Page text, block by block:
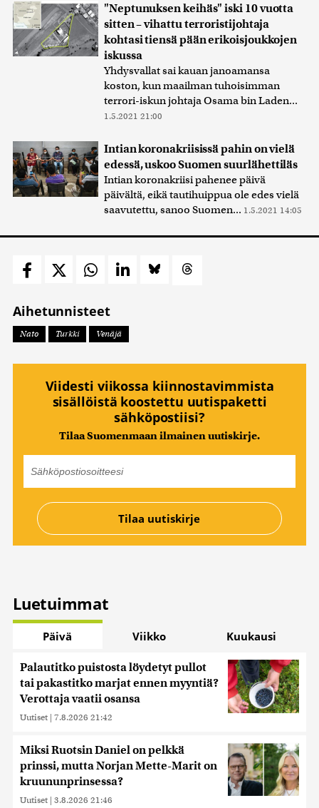
"Neptunuksen keihäs" iski 10 vuotta
sitten – vihattu terroristijohtaja
kohtasi tiensä pään erikoisjoukkojen
iskussa
Yhdysvallat sai kauan janoamansa
koston, kun maailman tuhoisimman
terrori-iskun johtaja Osama bin Laden...
1.5.2021 21:00
Intian koronakriisissä pahin on vielä
edessä, uskoo Suomen suurlähettiläs
Intian koronakriisi pahenee päivä
päivältä, eikä tautihuippua ole edes vielä
saavutettu, sanoo Suomen... 1.5.2021 14:05
Aihetunnisteet
Nato Turkki Venäjä
Viidesti viikossa kiinnostavimmista
sisällöistä koostettu uutispaketti
sähköpostiisi?
Tilaa Suomenmaan ilmainen uutiskirje.
Luetuimmat
Päivä Viikko Kuukausi
Palautitko puistosta löydetyt pullot
tai pakastitko marjat ennen myyntiä?
Verottaja vaatii osansa
Uutiset | 7.8.2026 21:42
Miksi Ruotsin Daniel on pelkkä
prinssi, mutta Norjan Mette-Marit on
kruununprinsessa?
Uutiset | 3.8.2026 21:46